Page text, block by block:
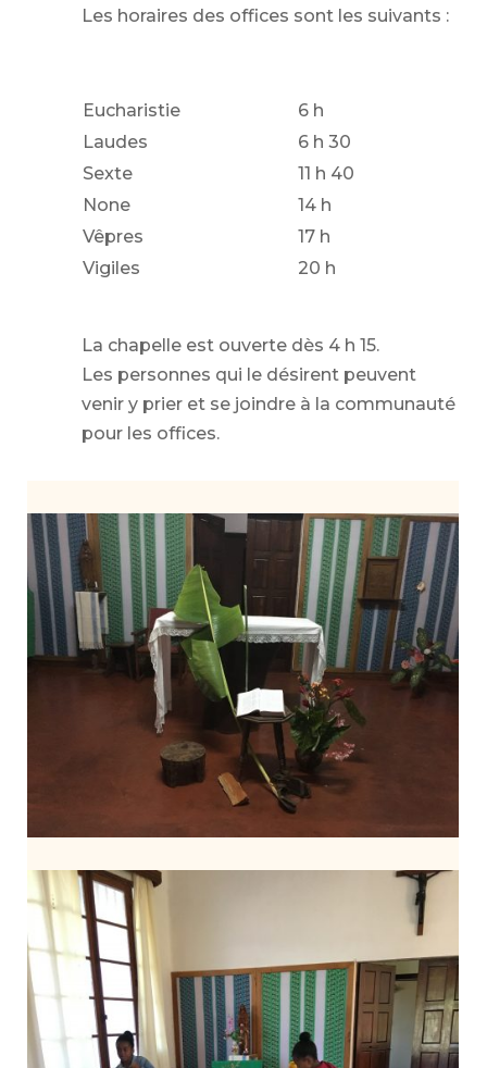
Les horaires des offices sont les suivants :
Eucharistie
6 h
Laudes
6 h 30
Sexte
11 h 40
None
14 h
Vêpres
17 h
Vigiles
20 h
La chapelle est ouverte dès 4 h 15.
Les personnes qui le désirent peuvent
venir y prier et se joindre à la communauté
pour les offices.